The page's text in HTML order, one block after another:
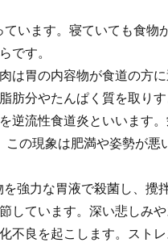
います。寝ていても食物
です。
は胃の内容物が食道の方
肪分やたんぱく質を取りす
逆流性食道炎といいます
の現象は肥満や姿勢が悪
強力な胃液で殺菌し、攪
しています。深い悲しみや
不良を起こします。スト